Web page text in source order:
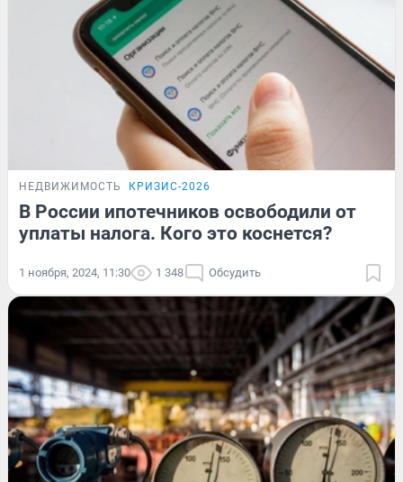
НЕДВИЖИМОСТЬ КРИЗИС-2026
В России ипотечников освободили от
уплаты налога. Кого это коснется?
1 ноября, 2024, 11:30 1 348 Обсудить